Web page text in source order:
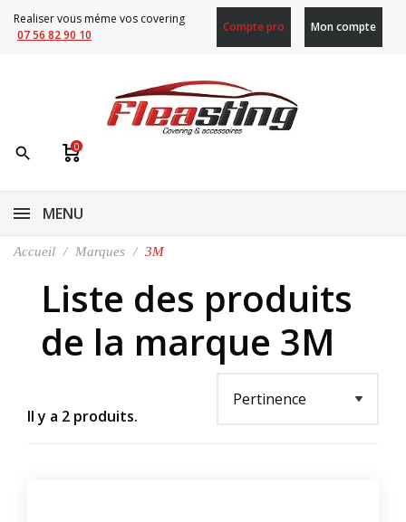
Realiser vous méme vos covering
07 56 82 90 10
Compte pro Mon compte
search 0
MENU
Accueil Marques 3M
Liste des produits
de la marque 3M
Il y a 2 produits.